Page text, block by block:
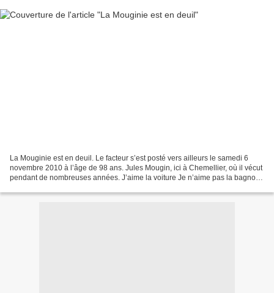
La Mouginie est en deuil. Le facteur s’est posté vers ailleurs le samedi 6
novembre 2010 à l’âge de 98 ans. Jules Mougin, ici à Chemellier, où il vécut
pendant de nombreuses années. J’aime la voiture Je n’aime pas la bagnole